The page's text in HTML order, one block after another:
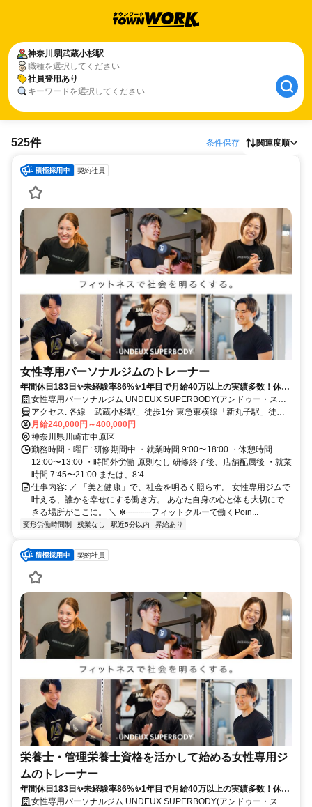
神奈川県武蔵小杉駅
職種を選択してください
社員登用あり
キーワードを選択してください
525件 条件保存 関連度順
契約社員
女性専用パーソナルジムのトレーナー
年間休日183日✨未経験率86%✨1年目で月給40万以上の実績多数！休み
も、あなたの成長も、全力サポート！
女性専用パーソナルジム UNDEUX SUPERBODY(アンドゥー・スー
パーボディ)
アクセス: 各線「武蔵小杉駅」徒歩1分 東急東横線「新丸子駅」徒歩6
分
月給240,000円～400,000円
神奈川県川崎市中原区
勤務時間・曜日: 研修期間中 ・就業時間 9:00〜18:00 ・休憩時間
12:00〜13:00 ・時間外労働 原則なし 研修終了後、店舗配属後 ・就業
時間 7:45〜21:00 または、8:4...
仕事内容: ／ 「美と健康」で、社会を明るく照らす。 女性専用ジムで
叶える、誰かを幸せにする働き方。 あなた自身の心と体も大切にで
きる場所がここに。 ＼ ✼┈┈┈フィットクルーで働くPoin...
変形労働時間制 残業なし 駅近5分以内 昇給あり
契約社員
栄養士・管理栄養士資格を活かして始める女性専用ジ
ムのトレーナー
年間休日183日✨未経験率86%✨1年目で月給40万以上の実績多数！休み
も、あなたの成長も、全力サポート！
女性専用パーソナルジム UNDEUX SUPERBODY(アンドゥー・スー